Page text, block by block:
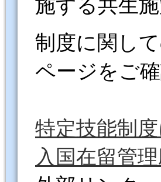
施する共生
制度に関し
ページをご
特定技能制
入国在留管